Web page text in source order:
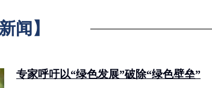
新闻】
专家呼吁以“绿色发展”破除“绿色壁垒”